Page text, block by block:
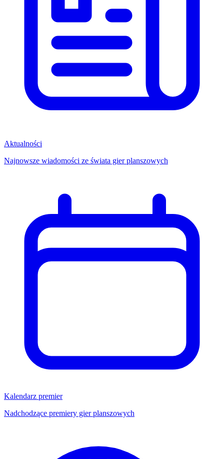
Aktualności
Najnowsze wiadomości ze świata gier planszowych
Kalendarz premier
Nadchodzące premiery gier planszowych